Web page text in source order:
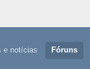
e notícias Fóruns